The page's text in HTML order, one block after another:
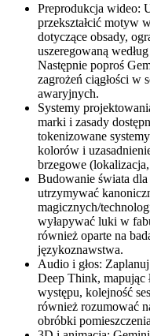
Preprodukcja wideo:
przekształcić motyw
dotyczące obsady,
uszeregowaną
Następnie poproś
zagrożeń ciągłości w
awaryjnych.
Systemy
marki i zasady
tokenizowane
kolorów i
brzegowe
Budowanie świata
utrzymywać
magicznych/
wyłapywać luki w
również oparte na
językoznawstwa.
Audio i głos:
Deep Think, mapując
występu, kolejność
również rozumować
obróbki